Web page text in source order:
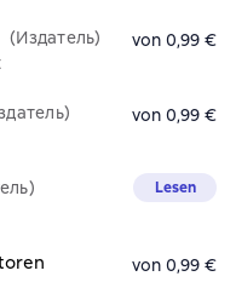
(Издатель)
von 0,99 €
von 0,99 €
Lesen
von 0,99 €